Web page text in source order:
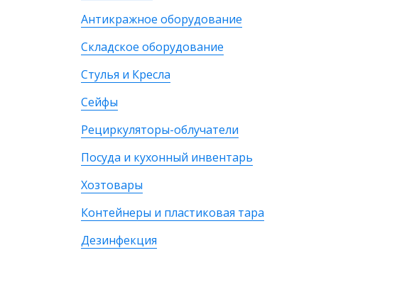
Антикражное оборудование
Складское оборудование
Стулья и Кресла
Сейфы
Рециркуляторы-облучатели
Посуда и кухонный инвентарь
Хозтовары
Контейнеры и пластиковая тара
Дезинфекция